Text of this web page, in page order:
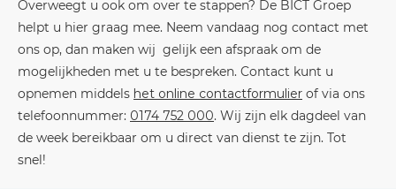
Overweegt u ook om over te stappen? De BICT Groep
helpt u hier graag mee. Neem vandaag nog contact met
ons op, dan maken wij gelijk een afspraak om de
mogelijkheden met u te bespreken. Contact kunt u
opnemen middels het online contactformulier of via ons
telefoonnummer: 0174 752 000. Wij zijn elk dagdeel van
de week bereikbaar om u direct van dienst te zijn. Tot
snel!